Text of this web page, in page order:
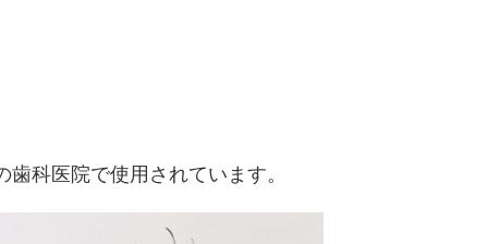
歯科医院で使用されています。